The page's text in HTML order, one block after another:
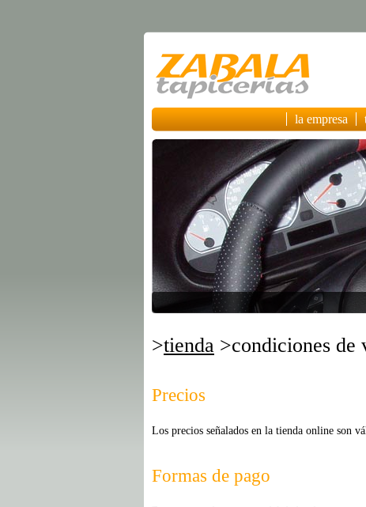
la empresa
>tienda >condiciones de
Precios
Los precios señalados en la tienda online son
Formas de pago